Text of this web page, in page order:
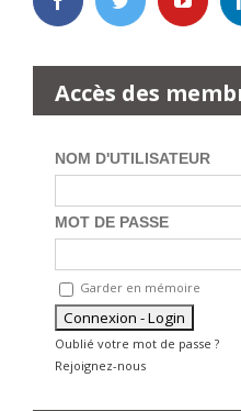
Accès des
NOM D'UTILISATEUR
MOT DE PASSE
Garder en mémoire
Oublié votre mot de passe ?
Rejoignez-nous